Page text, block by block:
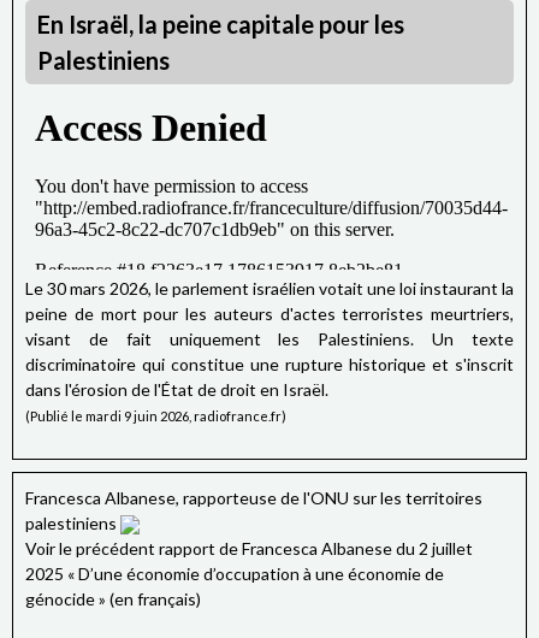
En Israël, la peine capitale pour les
Palestiniens
Le 30 mars 2026, le parlement israélien votait une loi instaurant la
peine de mort pour les auteurs d'actes terroristes meurtriers,
visant de fait uniquement les Palestiniens. Un texte
discriminatoire qui constitue une rupture historique et s'inscrit
dans l'érosion de l'État de droit en Israël.
(Publié le mardi 9 juin 2026, radiofrance.fr)
Francesca Albanese, rapporteuse de l'ONU sur les territoires
palestiniens
Voir le précédent rapport de Francesca Albanese du 2 juillet
2025 « D’une économie d’occupation à une économie de
génocide » (en français)